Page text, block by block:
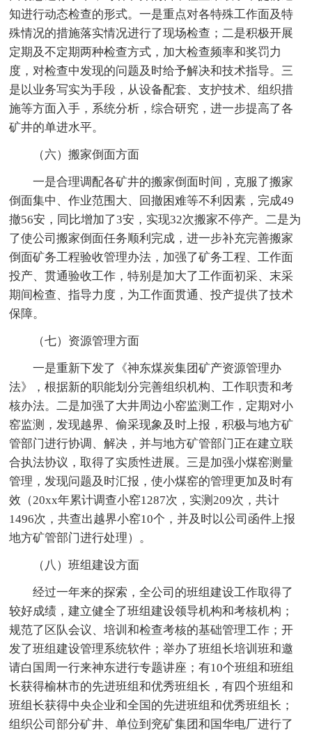
知进行动态检查的形式。一是重点对各特殊工作面及特
殊情况的措施落实情况进行了现场检查；二是积极开展
定期及不定期两种检查方式，加大检查频率和奖罚力
度，对检查中发现的问题及时给予解决和技术指导。三
是以业务写实为手段，从设备配套、支护技术、组织措
施等方面入手，系统分析，综合研究，进一步提高了各
矿井的单进水平。
（六）搬家倒面方面
一是合理调配各矿井的搬家倒面时间，克服了搬家
倒面集中、作业范围大、回撤困难等不利因素，完成49
撤56安，同比增加了3安，实现32次搬家不停产。二是为
了使公司搬家倒面任务顺利完成，进一步补充完善搬家
倒面矿务工程验收管理办法，加强了矿务工程、工作面
投产、贯通验收工作，特别是加大了工作面初采、末采
期间检查、指导力度，为工作面贯通、投产提供了技术
保障。
（七）资源管理方面
一是重新下发了《神东煤炭集团矿产资源管理办
法》，根据新的职能划分完善组织机构、工作职责和考
核办法。二是加强了大井周边小窑监测工作，定期对小
窑监测，发现越界、偷采现象及时上报，积极与地方矿
管部门进行协调、解决，并与地方矿管部门正在建立联
合执法协议，取得了实质性进展。三是加强小煤窑测量
管理，发现问题及时汇报，使小煤窑的管理更加及时有
效（20xx年累计调查小窑1287次，实测209次，共计
1496次，共查出越界小窑10个，并及时以公司函件上报
地方矿管部门进行处理）。
（八）班组建设方面
经过一年来的探索，全公司的班组建设工作取得了
较好成绩，建立健全了班组建设领导机构和考核机构；
规范了区队会议、培训和检查考核的基础管理工作；开
发了班组建设管理系统软件；举办了班组长培训班和邀
请白国周一行来神东进行专题讲座；有10个班组和班组
长获得榆林市的先进班组和优秀班组长，有四个班组和
班组长获得中央企业和全国的先进班组和优秀班组长；
组织公司部分矿井、单位到兖矿集团和国华电厂进行了